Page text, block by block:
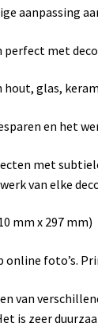
aanpassing
met
glas,
en het
met
van elke
mm x 297 mm)
foto’s.
van
is zeer